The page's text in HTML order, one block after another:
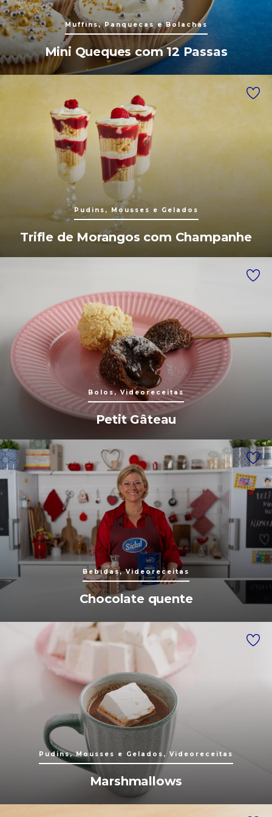
Muffins, Panquecas e Bolachas
Mini Queques com 12 Passas
Pudins, Mousses e Gelados
Trifle de Morangos com Champanhe
Bolos, Videoreceitas
Petit Gâteau
Bebidas, Videoreceitas
Chocolate quente
Pudins, Mousses e Gelados, Videoreceitas
Marshmallows